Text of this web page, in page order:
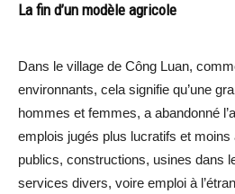
La fin d’un modèle agricole
Dans le village de Công Luan,
environnants, cela signifie qu’une
hommes et femmes, a abandonné
emplois jugés plus lucratifs et moins
publics, constructions, usines dans
services divers, voire emploi à